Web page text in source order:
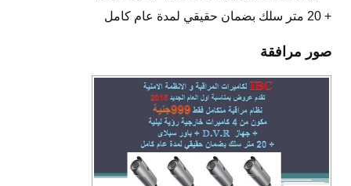
+ 20 متر سلك بضمان حقيقي لمدة عام كامل
صور مرافقة